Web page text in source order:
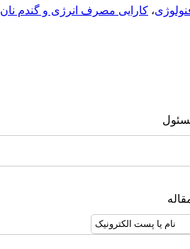
، کارایی مصرف انرژی و گندم نان